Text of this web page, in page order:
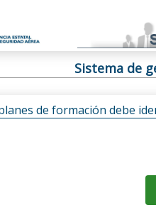
Sistema de
de formación debe